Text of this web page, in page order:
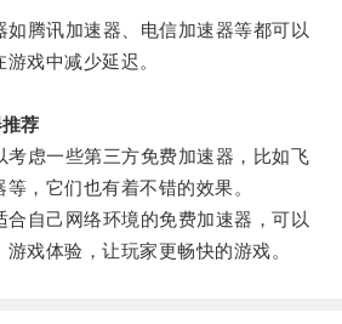
腾讯加速器、电信加速器等都可以
戏中减少延迟。
荐
虑一些第三方免费加速器，比如飞
，它们也有着不错的效果。
自己网络环境的免费加速器，可以
戏体验，让玩家更畅快的游戏。